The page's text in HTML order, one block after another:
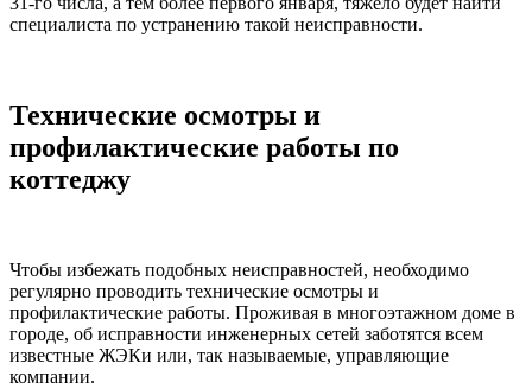
специалиста по устранению такой неисправности.
Технические осмотры и
профилактические работы по
коттеджу
Чтобы избежать подобных неисправностей, необходимо
регулярно проводить технические осмотры и
профилактические работы. Проживая в многоэтажном доме в
городе, об исправности инженерных сетей заботятся всем
известные ЖЭКи или, так называемые, управляющие
компании.